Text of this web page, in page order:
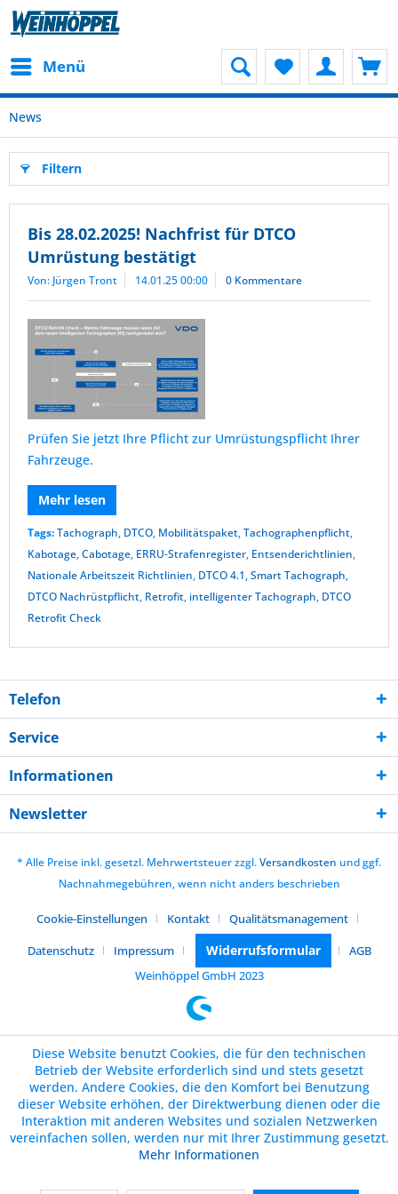
Menü
News
Filtern
Bis 28.02.2025! Nachfrist für DTCO
Umrüstung bestätigt
Von: Jürgen Tront 14.01.25 00:00 0 Kommentare
Prüfen Sie jetzt Ihre Pflicht zur Umrüstungspflicht Ihrer
Fahrzeuge.
Mehr lesen
Tags:Tachograph, DTCO, Mobilitätspaket,Tachographenpflicht,
Kabotage,Cabotage, ERRU-Strafenregister, Entsenderichtlinien,
Nationale Arbeitszeit Richtlinien, DTCO 4.1,Smart Tachograph,
DTCO Nachrüstpflicht, Retrofit, intelligenter Tachograph, DTCO
Retrofit Check
Telefon
Service
Informationen
Newsletter
* Alle Preise inkl. gesetzl. Mehrwertsteuer zzgl.Versandkosten und ggf.
Nachnahmegebühren, wenn nicht anders beschrieben
Cookie-Einstellungen Kontakt
Qualitätsmanagement
Datenschutz
Impressum Widerrufsformular
AGB
Weinhöppel GmbH 2023
Diese Website benutzt Cookies, die für den technischen
Betrieb der Website erforderlich sind und stets gesetzt
werden. Andere Cookies, die den Komfort bei Benutzung
dieser Website erhöhen, der Direktwerbung dienen oder die
Interaktion mit anderen Websites und sozialen Netzwerken
vereinfachen sollen, werden nur mit Ihrer Zustimmung gesetzt.
Mehr Informationen